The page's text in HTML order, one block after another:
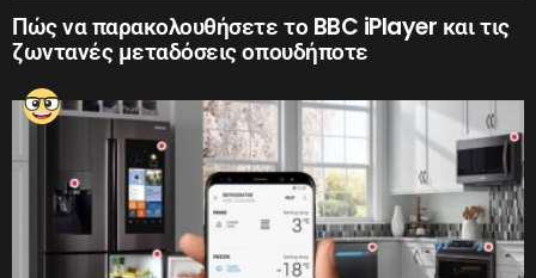
Πώς να παρακολουθήσετε το BBC iPlayer και τις
ζωντανές μεταδόσεις οπουδήποτε